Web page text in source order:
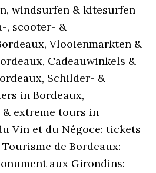
windsurfen & kitesurfen
, scooter- &
Vlooienmarkten &
Cadeauwinkels &
Schilder- &
in Bordeaux,
extreme tours in
Vin et du Négoce: tickets
de Bordeaux:
aux Girondins: